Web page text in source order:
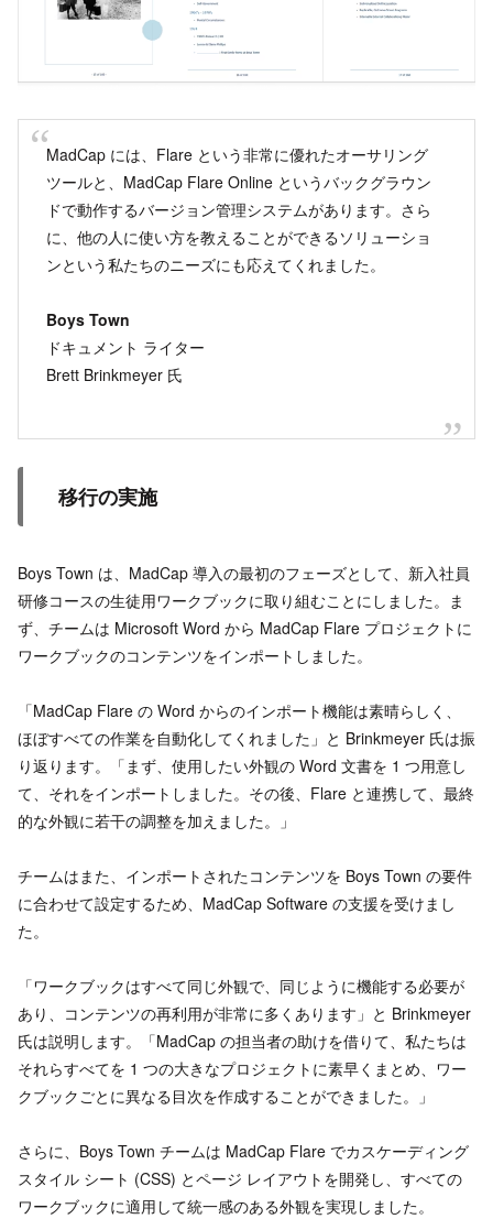
MadCap には、Flare という非常に優れたオーサリング
ツールと、MadCap Flare Online というバックグラウン
ドで動作するバージョン管理システムがあります。さら
に、他の人に使い方を教えることができるソリューショ
ンという私たちのニーズにも応えてくれました。
Boys Town
ドキュメント ライター
Brett Brinkmeyer 氏
移行の実施
Boys Town は、MadCap 導入の最初のフェーズとして、新入社員
研修コースの生徒用ワークブックに取り組むことにしました。ま
ず、チームは Microsoft Word から MadCap Flare プロジェクトに
ワークブックのコンテンツをインポートしました。
「MadCap Flare の Word からのインポート機能は素晴らしく、
ほぼすべての作業を自動化してくれました」と Brinkmeyer 氏は振
り返ります。「まず、使用したい外観の Word 文書を 1 つ用意し
て、それをインポートしました。その後、Flare と連携して、最終
的な外観に若干の調整を加えました。」
チームはまた、インポートされたコンテンツを Boys Town の要件
に合わせて設定するため、MadCap Software の支援を受けまし
た。
「ワークブックはすべて同じ外観で、同じように機能する必要が
あり、コンテンツの再利用が非常に多くあります」と Brinkmeyer
氏は説明します。「MadCap の担当者の助けを借りて、私たちは
それらすべてを 1 つの大きなプロジェクトに素早くまとめ、ワー
クブックごとに異なる目次を作成することができました。」
さらに、Boys Town チームは MadCap Flare でカスケーディング
スタイル シート (CSS) とページ レイアウトを開発し、すべての
ワークブックに適用して統一感のある外観を実現しました。